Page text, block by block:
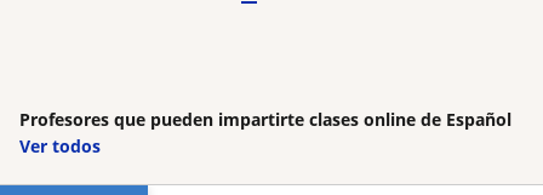
Profesores que pueden impartirte clases online de Español
Ver todos